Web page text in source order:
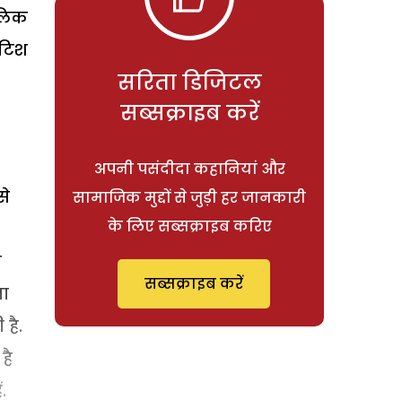
है.
सरिता डिजिटल
सब्सक्राइब करें
अपनी पसंदीदा कहानियां और
सामाजिक मुद्दों से जुड़ी हर जानकारी
के लिए सब्सक्राइब करिए
सब्सक्राइब करें